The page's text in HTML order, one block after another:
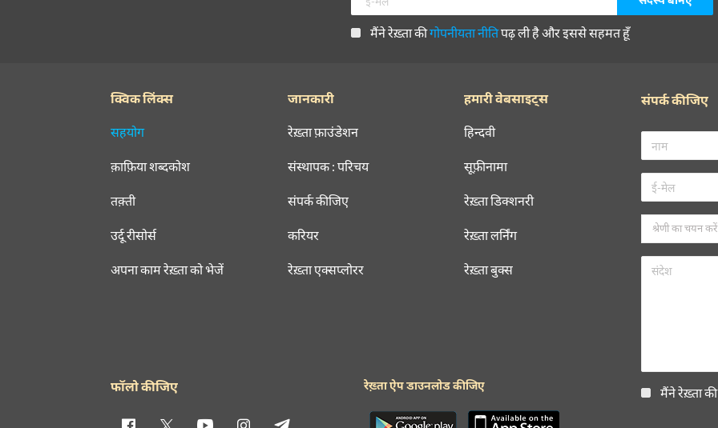
मैंने रेख़्ता कीगोपनीयता नीतिपढ़ ली है और इससे सहमत हूँ
क्विक लिंक्स
सहयोग
क़ाफ़िया शब्दकोश
तक़्ती
उर्दू रीसोर्स
अपना काम रेख़्ता को भेजें
जानकारी
रेख़्ता फ़ाउंडेशन
संस्थापक : परिचय
संपर्क कीजिए
करियर
रेख़्ता एक्सप्लोरर
हमारी वेबसाइट्स
हिन्दवी
सूफ़ीनामा
रेख़्ता डिक्शनरी
रेख़्ता लर्निंग
रेख़्ता बुक्स
संपर्क कीजिए
मैंने रेख़्ता
फॉलो कीजिए रेख़्ता ऐप डाउनलोड कीजिए